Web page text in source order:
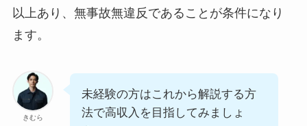
以上あり、無事故無違反であることが条件になり
ます。
きむら
未経験の方はこれから解説する方
法で高収入を目指してみましょ